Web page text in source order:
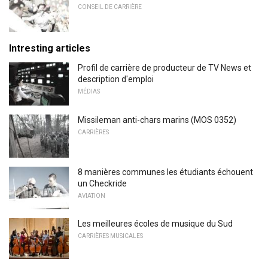
CONSEIL DE CARRIÈRE
Intresting articles
Profil de carrière de producteur de TV News et
description d'emploi
MÉDIAS
Missileman anti-chars marins (MOS 0352)
CARRIÈRES
8 manières communes les étudiants échouent
un Checkride
AVIATION
Les meilleures écoles de musique du Sud
CARRIÈRES MUSICALES